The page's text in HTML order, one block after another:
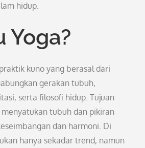
hidup.
Yoga?
kuno yang berasal dari
gerakan tubuh,
serta filosofi hidup. Tujuan
tubuh dan pikiran
dan harmoni. Di
hanya sekadar trend, namun